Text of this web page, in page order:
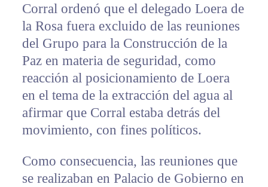
Corral ordenó que el delegado Loera de
la Rosa fuera excluido de las reuniones
del Grupo para la Construcción de la
Paz en materia de seguridad, como
reacción al posicionamiento de Loera
en el tema de la extracción del agua al
afirmar que Corral estaba detrás del
movimiento, con fines políticos.
Como consecuencia, las reuniones que
se realizaban en Palacio de Gobierno en